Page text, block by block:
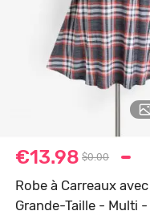
€13.98 $0.00
Robe à Carreaux
Grande-Taille - Multi